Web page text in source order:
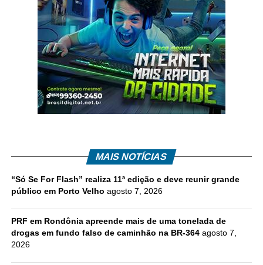
MAIS NOTÍCIAS
“Só Se For Flash” realiza 11ª edição e deve reunir grande
público em Porto Velho agosto 7, 2026
PRF em Rondônia apreende mais de uma tonelada de
drogas em fundo falso de caminhão na BR-364 agosto 7,
2026